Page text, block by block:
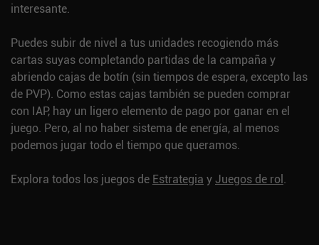
interesante.
Puedes subir de nivel a tus unidades recogiendo más
cartas suyas completando partidas de la campaña y
abriendo cajas de botín (sin tiempos de espera, excepto las
de PVP). Como estas cajas también se pueden comprar
con IAP, hay un ligero elemento de pago por ganar en el
juego. Pero, al no haber sistema de energía, al menos
podemos jugar todo el tiempo que queramos.
Explora todos los juegos de Estrategia y Juegos de rol.